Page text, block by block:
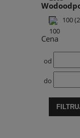
100
Cena
od
do